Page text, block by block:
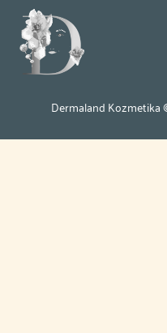
Dermaland Kozmetika